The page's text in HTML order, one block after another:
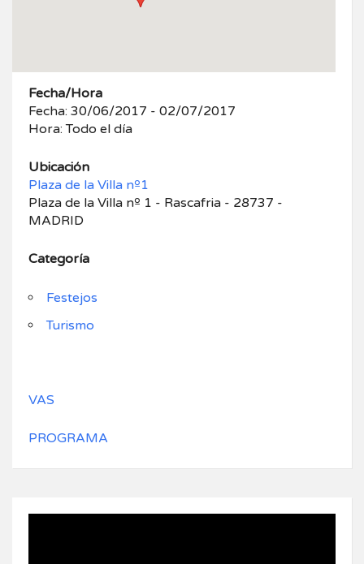
Fecha/Hora
Fecha: 30/06/2017 - 02/07/2017
Hora: Todo el día
Ubicación
Plaza de la Villa nº1
Plaza de la Villa nº 1 - Rascafria - 28737 -
MADRID
Categoría
Festejos
Turismo
VAS
PROGRAMA